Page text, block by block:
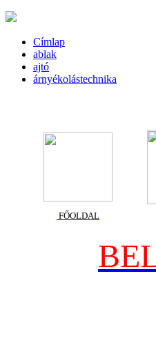
Címlap
ablak
ajtó
árnyékolástechnika
FŐOLDAL